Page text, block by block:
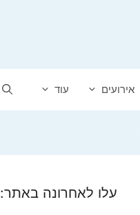
אירועים עוד
עלו לאחרונה באתר: